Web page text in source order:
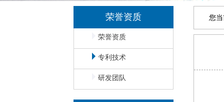
荣誉资质
荣誉资质
专利技术
研发团队
您